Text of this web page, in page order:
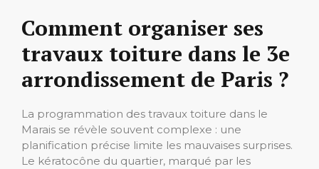
Comment organiser ses
travaux toiture dans le 3e
arrondissement de Paris ?
La programmation des travaux toiture dans le
Marais se révèle souvent complexe : une
planification précise limite les mauvaises surprises.
Le kératocône du quartier, marqué par les